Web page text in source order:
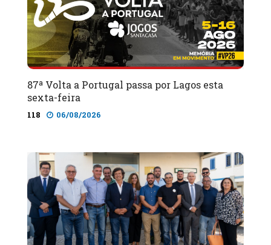
87ª Volta a Portugal passa por Lagos esta
sexta-feira
118 06/08/2026